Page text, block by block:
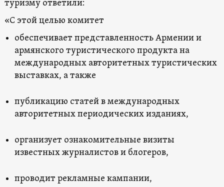
туризму ответили:
«С этой целью комитет
обеспечивает представленность Армении и
армянского туристического продукта на
международных авторитетных туристических
выставках, а также
публикацию статей в международных
авторитетных периодических изданиях,
организует ознакомительные визиты
известных журналистов и блогеров,
проводит рекламные кампании,